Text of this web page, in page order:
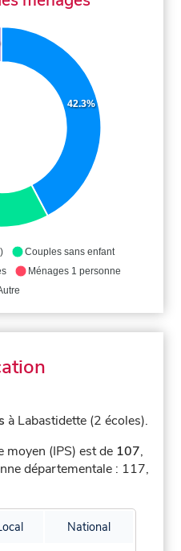
42.3%
Couples sans enfant
Ménages 1 personne
à Labastidette (2 écoles).
(IPS) est de 107,
départementale : 117,
National